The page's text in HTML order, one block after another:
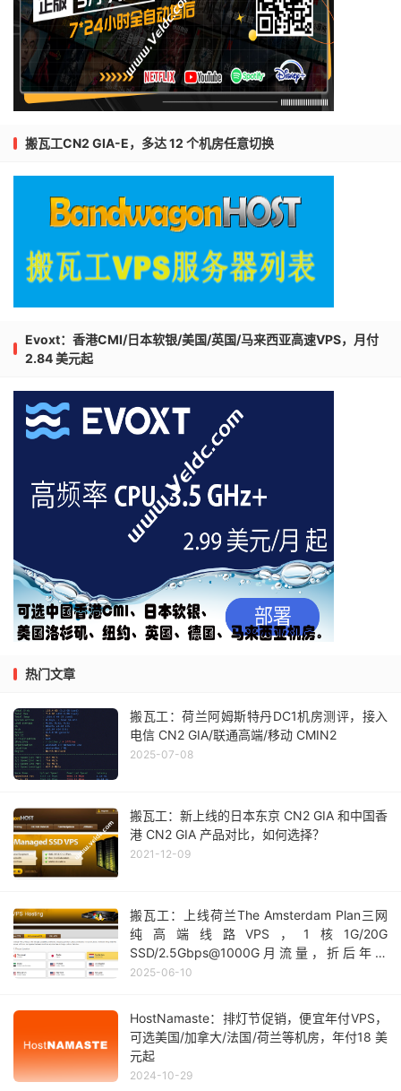
搬瓦工CN2 GIA-E，多达 12 个机房任意切换
Evoxt：香港CMI/日本软银/美国/英国/马来西亚高速VPS，月付
2.84 美元起
热门文章
搬瓦工：荷兰阿姆斯特丹DC1机房测评，接入
电信 CN2 GIA/联通高端/移动 CMIN2
2025-07-08
搬瓦工：新上线的日本东京 CN2 GIA 和中国香
港 CN2 GIA 产品对比，如何选择？
2021-12-09
搬瓦工：上线荷兰The Amsterdam Plan三网
纯高端线路VPS，1核1G/20G
SSD/2.5Gbps@1000G月流量，折后年付
36.36美元
2025-06-10
HostNamaste：排灯节促销，便宜年付VPS，
可选美国/加拿大/法国/荷兰等机房，年付18 美
元起
2024-10-29